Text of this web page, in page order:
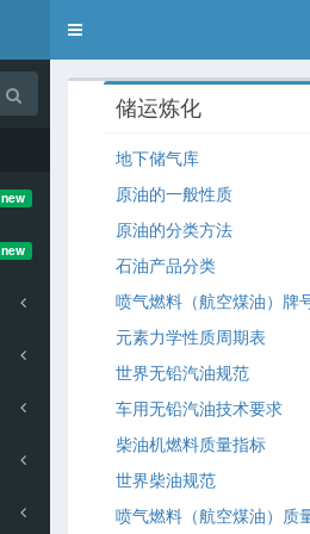
Toggle
new
new
储运炼化
地下储气库
原油的一般性质
原油的分类方法
石油产品分类
喷气燃料（航空煤油）牌
元素力学性质周期表
世界无铅汽油规范
车用无铅汽油技术要求
柴油机燃料质量指标
世界柴油规范
喷气燃料（航空煤油）质